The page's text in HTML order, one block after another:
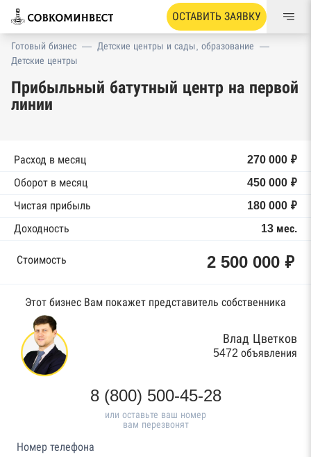
ОСТАВИТЬ ЗАЯВКУ
Готовый бизнес — Детские центры и сады, образование —
Детские центры
Прибыльный батутный центр на первой
линии
Расход в месяц
270 000 ₽
Оборот в месяц
450 000 ₽
Чистая прибыль
180 000 ₽
Доходность
13 мес.
Стоимость 2 500 000 ₽
Этот бизнес Вам покажет представитель собственника
Влад Цветков
5472 объявления
8 (800) 500-45-28
или оставьте ваш номер
вам перезвонят
Номер телефона